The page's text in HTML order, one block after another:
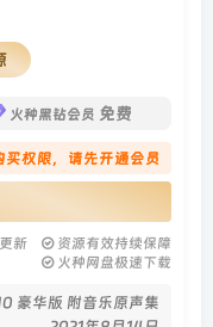
火种黑钻会员 免费
买权限，请先开通会员
新
资源有效持续保障
火种网盘极速下载
豪华版 附音乐原声集